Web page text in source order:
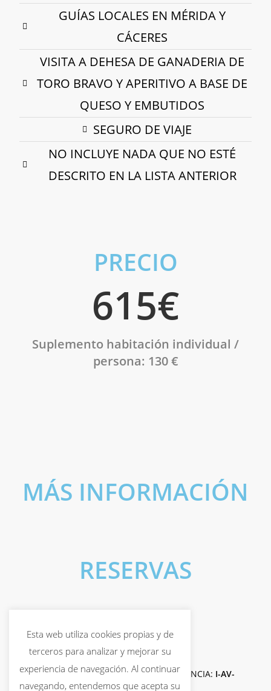
GUÍAS LOCALES EN MÉRIDA Y
CÁCERES
VISITA A DEHESA DE GANADERIA DE
TORO BRAVO Y APERITIVO A BASE DE
QUESO Y EMBUTIDOS
SEGURO DE VIAJE
NO INCLUYE NADA QUE NO ESTÉ
DESCRITO EN LA LISTA ANTERIOR
PRECIO
615€
Suplemento habitación individual /
persona: 130 €
MÁS INFORMACIÓN
RESERVAS
© 2019-2026 CESETUR CANARIAS S.L.U.LICENCIA: I-AV-
Esta web utiliza cookies propias y de
terceros para analizar y mejorar su
experiencia de navegación. Al continuar
navegando, entendemos que acepta su